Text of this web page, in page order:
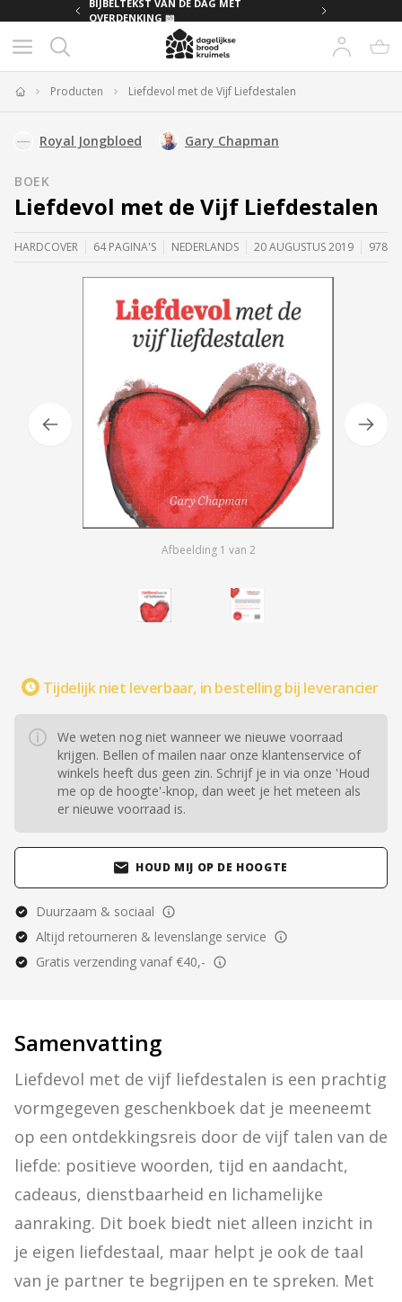
BIJBELTEKST VAN DE DAG MET
OVERDENKING 📖
Producten Liefdevol met de Vijf Liefdestalen
Royal Jongbloed Gary Chapman
BOEK
Liefdevol met de Vijf Liefdestalen
HARDCOVER 64 PAGINA'S NEDERLANDS 20 AUGUSTUS 2019
Afbeelding 1 van 2
Tijdelijk niet leverbaar, in bestelling bij leverancier
We weten nog niet wanneer we nieuwe voorraad
krijgen. Bellen of mailen naar onze klantenservice of
winkels heeft dus geen zin. Schrijf je in via onze 'Houd
me op de hoogte'-knop, dan weet je het meteen als
er nieuwe voorraad is.
HOUD MIJ OP DE HOOGTE
Duurzaam & sociaal
Altijd retourneren & levenslange service
Gratis verzending vanaf €40,-
Samenvatting
Liefdevol met de vijf liefdestalen is een prachtig
vormgegeven geschenkboek dat je meeneemt
op een ontdekkingsreis door de vijf talen van de
liefde: positieve woorden, tijd en aandacht,
cadeaus, dienstbaarheid en lichamelijke
aanraking. Dit boek biedt niet alleen inzicht in
je eigen liefdestaal, maar helpt je ook de taal
van je partner te begrijpen en te spreken. Met